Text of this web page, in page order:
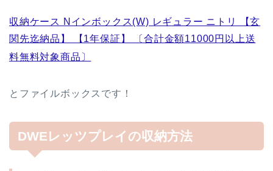
収納ケース Nインボックス(W) レギュラー ニトリ 【玄
関先迄納品】 【1年保証】 〔合計金額11000円以上送
料無料対象商品〕
とファイルボックスです！
DWEレッツプレイの収納方法